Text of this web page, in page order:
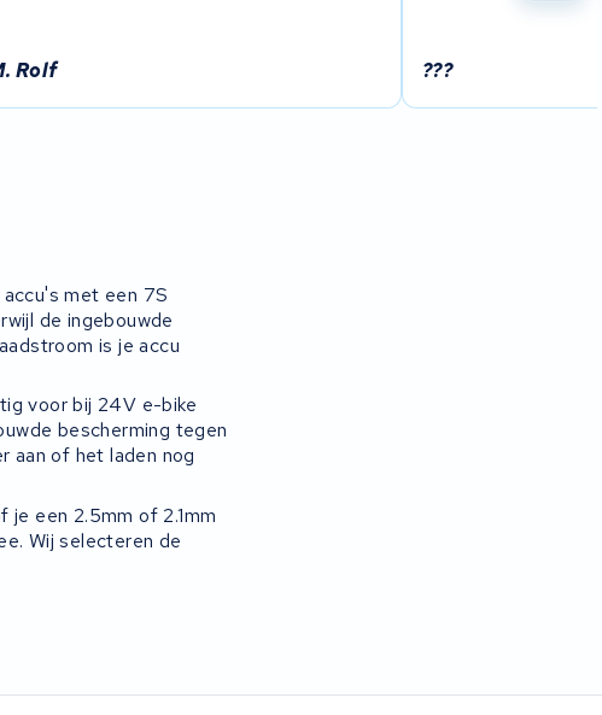
Rolf ???
met een 7S
de ingebouwde
is je accu
voor bij 24V e-bike
bescherming tegen
aan of het laden nog
een 2.5mm of 2.1mm
Wij selecteren de